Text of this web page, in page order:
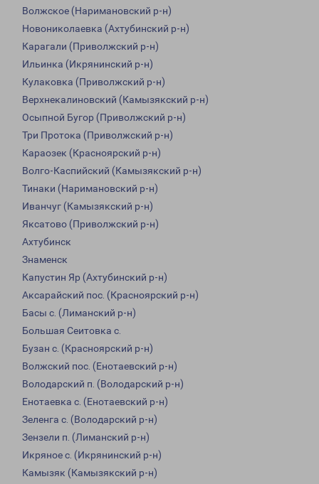
Волжское (Наримановский р-н)
Новониколаевка (Ахтубинский р-н)
Карагали (Приволжский р-н)
Ильинка (Икрянинский р-н)
Кулаковка (Приволжский р-н)
Верхнекалиновский (Камызякский р-н)
Осыпной Бугор (Приволжский р-н)
Три Протока (Приволжский р-н)
Караозек (Красноярский р-н)
Волго-Каспийский (Камызякский р-н)
Тинаки (Наримановский р-н)
Иванчуг (Камызякский р-н)
Яксатово (Приволжский р-н)
Ахтубинск
Знаменск
Капустин Яр (Ахтубинский р-н)
Аксарайский пос. (Красноярский р-н)
Басы с. (Лиманский р-н)
Большая Сеитовка с.
Бузан с. (Красноярский р-н)
Волжский пос. (Енотаевский р-н)
Володарский п. (Володарский р-н)
Енотаевка с. (Енотаевский р-н)
Зеленга с. (Володарский р-н)
Зензели п. (Лиманский р-н)
Икряное с. (Икрянинский р-н)
Камызяк (Камызякский р-н)